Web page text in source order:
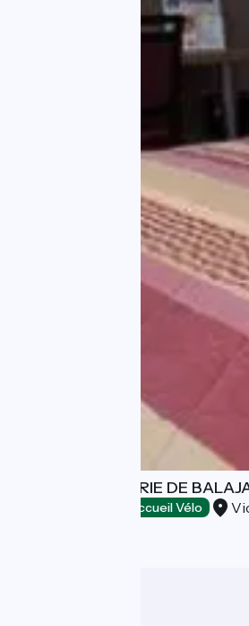
LOGIS HÔTELLERIE DE
Accueil Vélo